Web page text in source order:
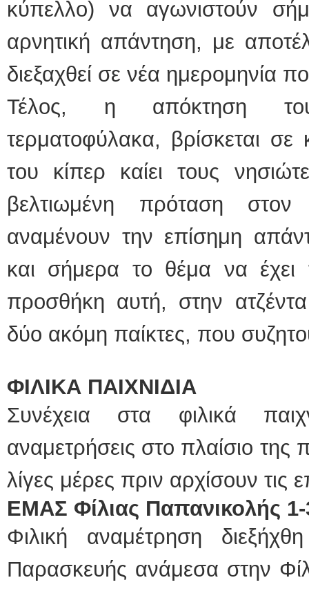
κύπελλο) να αγωνιστούν
αρνητική απάντηση, με
διεξαχθεί σε νέα ημερομηνία
Τέλος, η απόκτηση
τερματοφύλακα, βρίσκεται
του κίπερ καίει τους
βελτιωμένη πρόταση στον
αναμένουν την επίσημη
και σήμερα το θέμα να έχει
προσθήκη αυτή, στην ατζέντα
δύο ακόμη παίκτες, που
ΦΙΛΙΚΑ ΠΑΙΧΝΙΔΙΑ
Συνέχεια στα φιλικά
αναμετρήσεις στο πλαίσιο
λίγες μέρες πριν αρχίσουν τις
ΕΜΑΣ Φίλιας Παπανικολής
Φιλική αναμέτρηση
Παρασκευής ανάμεσα στην
Πτυχιούχος
ΑΤΕΙ
Μυτιλήνη